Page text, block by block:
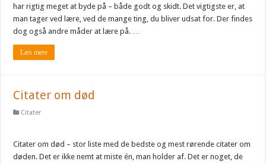
har rigtig meget at byde på – både godt og skidt. Det vigtigste er, at
man tager ved lære, ved de mange ting, du bliver udsat for. Der findes
dog også andre måder at lære på. …
Læs mere
Citater om død
Citater
Citater om død – stor liste med de bedste og mest rørende citater om
døden. Det er ikke nemt at miste én, man holder af. Det er noget, de